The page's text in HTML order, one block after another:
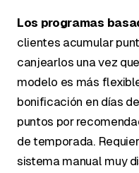
Los programas
clientes acumular
canjearlos una vez
modelo es más
bonificación en días
puntos por
de temporada.
sistema manual muy